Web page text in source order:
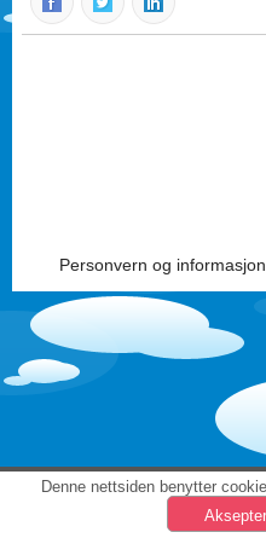
Personvern og
Denne nettsiden benytter